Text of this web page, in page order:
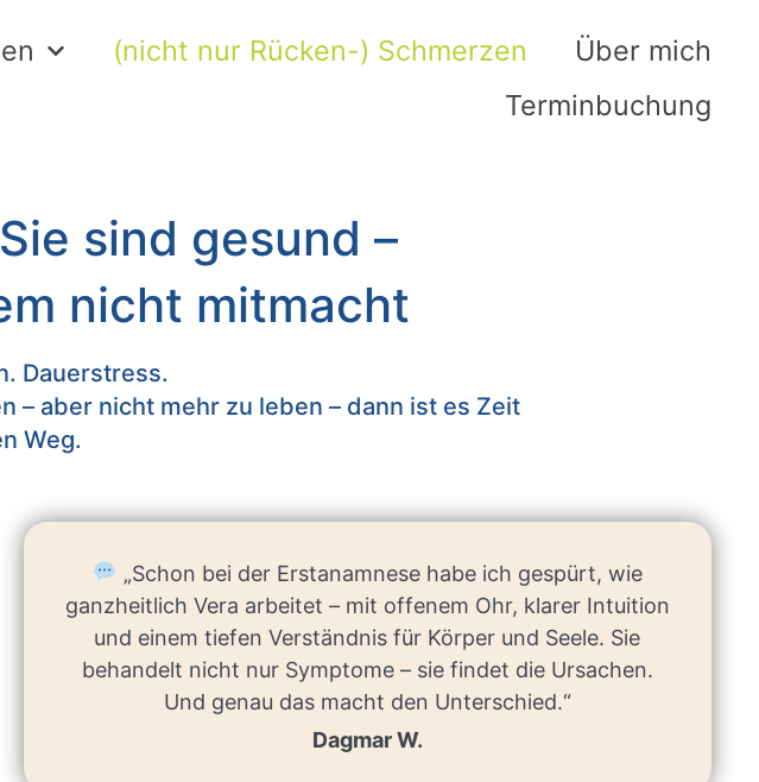
(nicht nur Rücken-) Schmerzen
Über mich
Terminbuchung
sind gesund –
nicht mitmacht
Dauerstress.
– aber nicht mehr zu leben – dann ist es Zeit
Weg.
„Schon bei der Erstanamnese habe ich gespürt, wie
ganzheitlich Vera arbeitet – mit offenem Ohr, klarer Intuition
und einem tiefen Verständnis für Körper und Seele. Sie
behandelt nicht nur Symptome – sie findet die Ursachen.
Und genau das macht den Unterschied.“
Dagmar W.